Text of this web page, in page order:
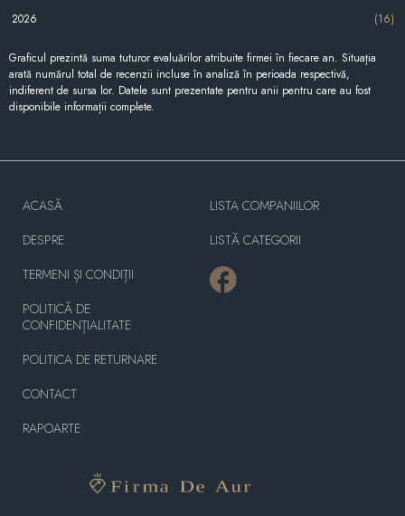
2026 (16)
Graficul prezintă suma tuturor evaluărilor atribuite firmei în fiecare an. Situația
arată numărul total de recenzii incluse în analiză în perioada respectivă,
indiferent de sursa lor. Datele sunt prezentate pentru anii pentru care au fost
disponibile informații complete.
ACASĂ
DESPRE
TERMENI ȘI CONDIȚII
POLITICĂ DE
CONFIDENȚIALITATE
POLITICA DE RETURNARE
CONTACT
RAPOARTE
LISTA COMPANIILOR
LISTĂ CATEGORII